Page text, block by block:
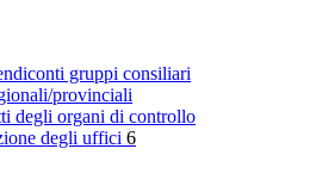
gruppi consiliari
provinciali
degli organi di controllo
degli uffici 6